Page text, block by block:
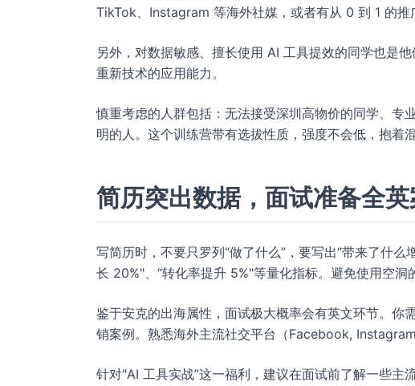
TikTok、Instagram 等海外社媒，或者有从 0 到 1 的推
另外，对数据敏感、擅长使用 AI 工具提效的同学也是
重新技术的应用能力。
慎重考虑的人群包括：无法接受深圳高物价的同学、专
明的人。这个训练营带有选拔性质，强度不会低，抱着
简历突出数据，面试准备全英
写简历时，不要只罗列“做了什么”，要写出“带来了什
长 20%"、“转化率提升 5%"等量化指标。避免使用空洞
鉴于安克的出海属性，面试极大概率会有英文环节。你
销案例。熟悉海外主流社交平台（Facebook,
针对"AI 工具实战”这一福利，建议在面试前了解一些